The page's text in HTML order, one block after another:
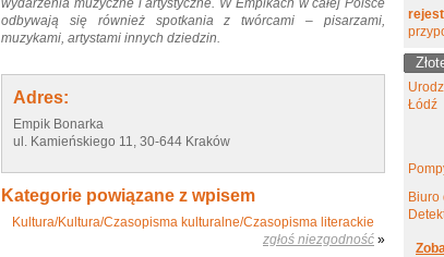
wydarzenia muzyczne i artystyczne. W Empikach w całej Polsce
odbywają się również spotkania z twórcami – pisarzami,
muzykami, artystami innych dziedzin.
Adres:
Empik Bonarka
ul. Kamieńskiego 11, 30-644 Kraków
Kategorie powiązane z wpisem
Kultura/Kultura/Czasopisma kulturalne/Czasopisma literackie
zgłoś niezgodność »
Łódź
Biuro